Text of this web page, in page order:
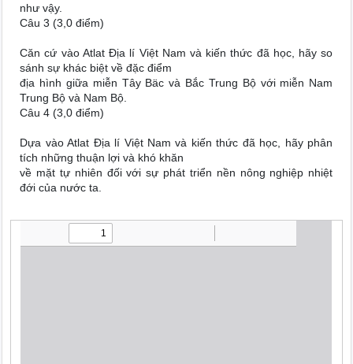
như vậy.
Câu 3 (3,0 điểm)
Căn cứ vào Atlat Địa lí Việt Nam và kiến thức đã học, hãy so
sánh sự khác biệt về đặc điểm
địa hình giữa miễn Tây Bäc và Bắc Trung Bộ với miễn Nam
Trung Bộ và Nam Bộ.
Câu 4 (3,0 điểm)
Dựa vào Atlat Địa lí Việt Nam và kiến thức đã học, hãy phân
tích những thuận lợi và khó khăn
về mặt tự nhiên đối với sự phát triển nền nông nghiệp nhiệt
đới của nước ta.